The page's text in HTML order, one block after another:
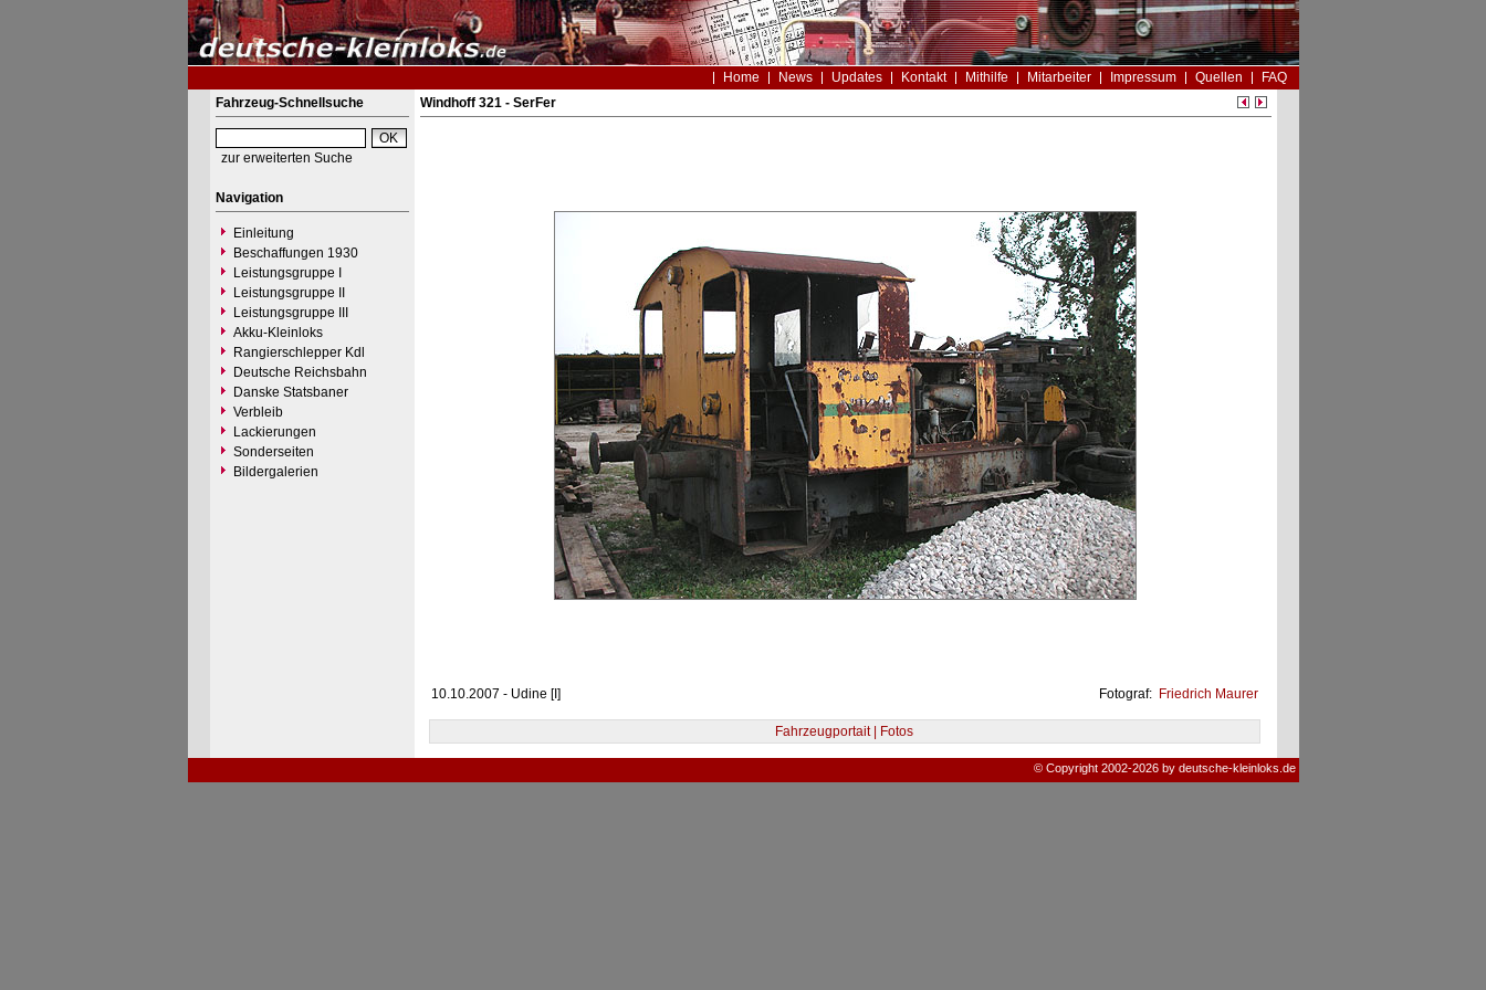
Home News Updates Kontakt Mithilfe Mitarbeiter Impressum Quellen
FAQ
Fahrzeug-Schnellsuche
zur erweiterten Suche
Navigation
Einleitung
Beschaffungen 1930
Leistungsgruppe I
Leistungsgruppe II
Leistungsgruppe III
Akku-Kleinloks
Rangierschlepper Kdl
Deutsche Reichsbahn
Danske Statsbaner
Verbleib
Lackierungen
Sonderseiten
Bildergalerien
Windhoff 321 - SerFer
10.10.2007 - Udine [I] Fotograf: Friedrich Maurer
Fahrzeugportait | Fotos
© Copyright 2002-2026 by deutsche-kleinloks.de